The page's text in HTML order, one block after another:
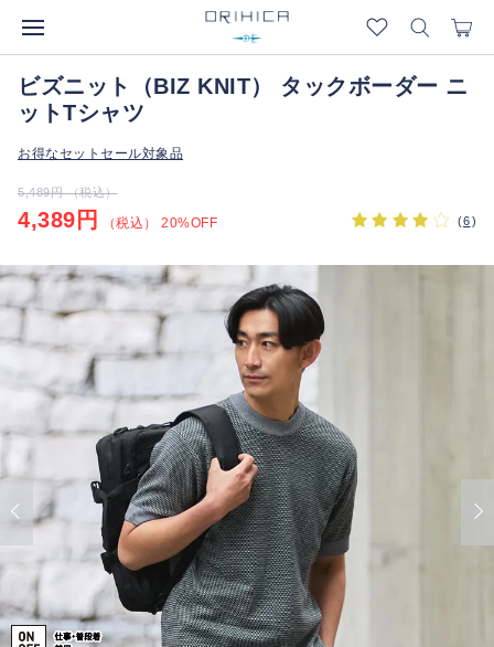
ビズニット（BIZ KNIT） タックボーダー ニ
ットTシャツ
お得なセットセール対象品
5,489円 （税込）
4,389円 （税込） 20%OFF (6)